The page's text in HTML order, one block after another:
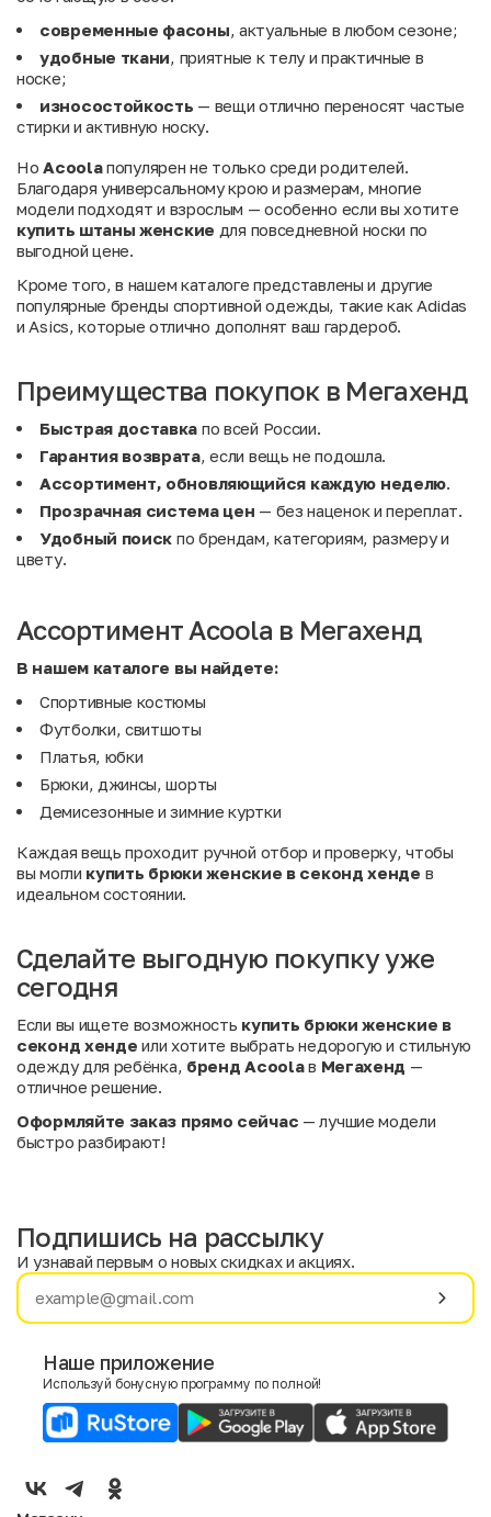
современные фасоны , актуальные в любом сезоне;
удобные ткани , приятные к телу и практичные в
носке;
износостойкость — вещи отлично переносят частые
стирки и активную носку.
Но Acoolaпопулярен не только среди родителей.
Благодаря универсальному крою и размерам, многие
модели подходят и взрослым — особенно если вы хотите
купить штаны женские для повседневной носки по
выгодной цене.
Кроме того, в нашем каталоге представлены и другие
популярные бренды спортивной одежды, такие как Adidas
и Asics , которые отлично дополнят ваш гардероб.
Преимущества покупок в Мегахенд
Быстрая доставка по всей России.
Гарантия возврата, если вещь не подошла.
Ассортимент, обновляющийся каждую неделю
Прозрачная система цен — без наценок и переплат.
Удобный поиск по брендам, категориям, размеру и
цвету.
Ассортимент Acoola в Мегахенд
В нашем каталоге вы найдете:
Спортивные костюмы
Футболки, свитшоты
Платья, юбки
Брюки, джинсы, шорты
Демисезонные и зимние куртки
Каждая вещь проходит ручной отбор и проверку, чтобы
вы могли купить брюки женские в секонд хенде в
идеальном состоянии.
Сделайте выгодную покупку уже
сегодня
Если вы ищете возможность купить брюки женские в
секонд хенде или хотите выбрать недорогую и стильную
одежду для ребёнка, бренд Acoolaв Мегахенд —
отличное решение.
Оформляйте заказ прямо сейчас — лучшие модели
быстро разбирают!
Имя
E-mail
Мужской
Подпишись на рассылку
И узнавай первым о новых скидках и акциях.
Наше приложение
Используй бонусную программу по полной!